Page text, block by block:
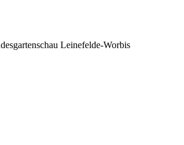
Leinefelde-Worbis